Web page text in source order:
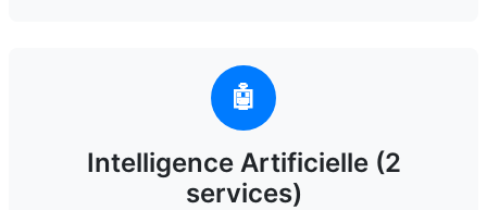
🤖
Intelligence Artificielle (2
services)